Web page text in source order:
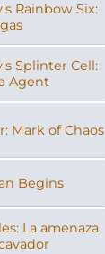
Rainbow Six:
Splinter Cell:
Agent
Mark of Chaos
Begins
La amenaza